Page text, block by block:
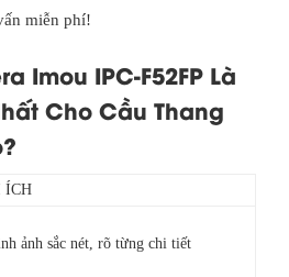
miễn phí!
Imou IPC-F52FP Là
Cho Cầu Thang
ÍCH
ảnh sắc nét, rõ từng chi tiết